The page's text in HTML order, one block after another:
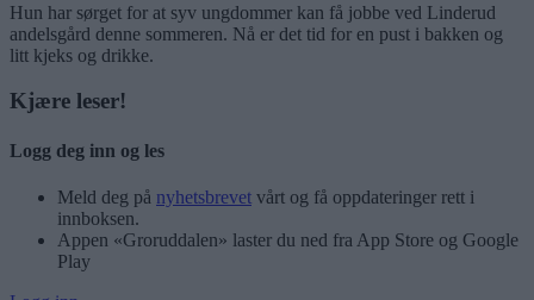
Hun har sørget for at syv ungdommer kan få jobbe ved Linderud
andelsgård denne sommeren. Nå er det tid for en pust i bakken og
litt kjeks og drikke.
Kjære leser!
Logg deg inn og les
Meld deg på nyhetsbrevet vårt og få oppdateringer rett i
innboksen.
Appen «Groruddalen» laster du ned fra App Store og Google
Play